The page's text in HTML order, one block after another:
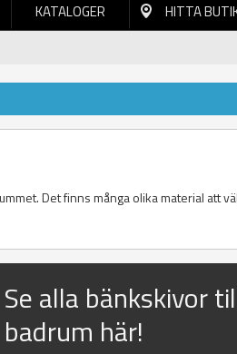
KATALOGER HITTA
Det finns många olika material att
Se alla bänkskivor
badrum här!